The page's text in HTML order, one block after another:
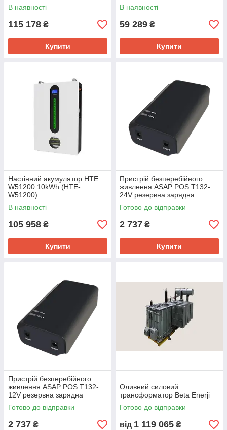
В наявності
115 178 ₴
Купити
В наявності
59 289 ₴
Купити
Настінний акумулятор HTE
W51200 10kWh (HTE-
W51200)
В наявності
105 958 ₴
Купити
Пристрій безперебійного
живлення ASAP POS T132-
24V резервна зарядна
станція
Готово до відправки
2 737 ₴
Купити
Пристрій безперебійного
живлення ASAP POS T132-
12V резервна зарядна
станція
Готово до відправки
2 737 ₴
Оливний силовий
трансформатор Beta Enerji
Готово до відправки
від 1 119 065 ₴